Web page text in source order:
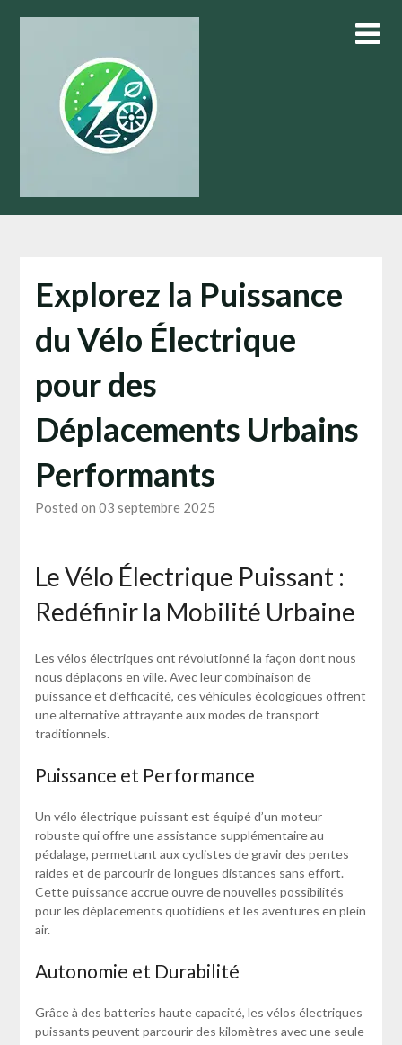
Explorez la Puissance
du Vélo Électrique
pour des
Déplacements Urbains
Performants
Posted on 03 septembre 2025
Le Vélo Électrique Puissant :
Redéfinir la Mobilité Urbaine
Les vélos électriques ont révolutionné la façon dont nous
nous déplaçons en ville. Avec leur combinaison de
puissance et d’efficacité, ces véhicules écologiques offrent
une alternative attrayante aux modes de transport
traditionnels.
Puissance et Performance
Un vélo électrique puissant est équipé d’un moteur
robuste qui offre une assistance supplémentaire au
pédalage, permettant aux cyclistes de gravir des pentes
raides et de parcourir de longues distances sans effort.
Cette puissance accrue ouvre de nouvelles possibilités
pour les déplacements quotidiens et les aventures en plein
air.
Autonomie et Durabilité
Grâce à des batteries haute capacité, les vélos électriques
puissants peuvent parcourir des kilomètres avec une seule